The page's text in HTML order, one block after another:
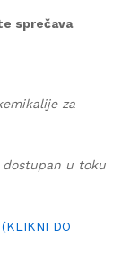
sprečava
za
u toku
(KLIKNI DO